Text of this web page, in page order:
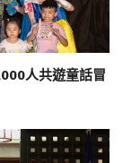
人共遊童話冒